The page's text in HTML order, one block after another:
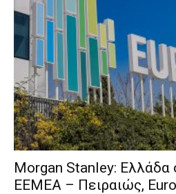
Morgan Stanley: Ελλάδα
EEMEA – Πειραιώς,